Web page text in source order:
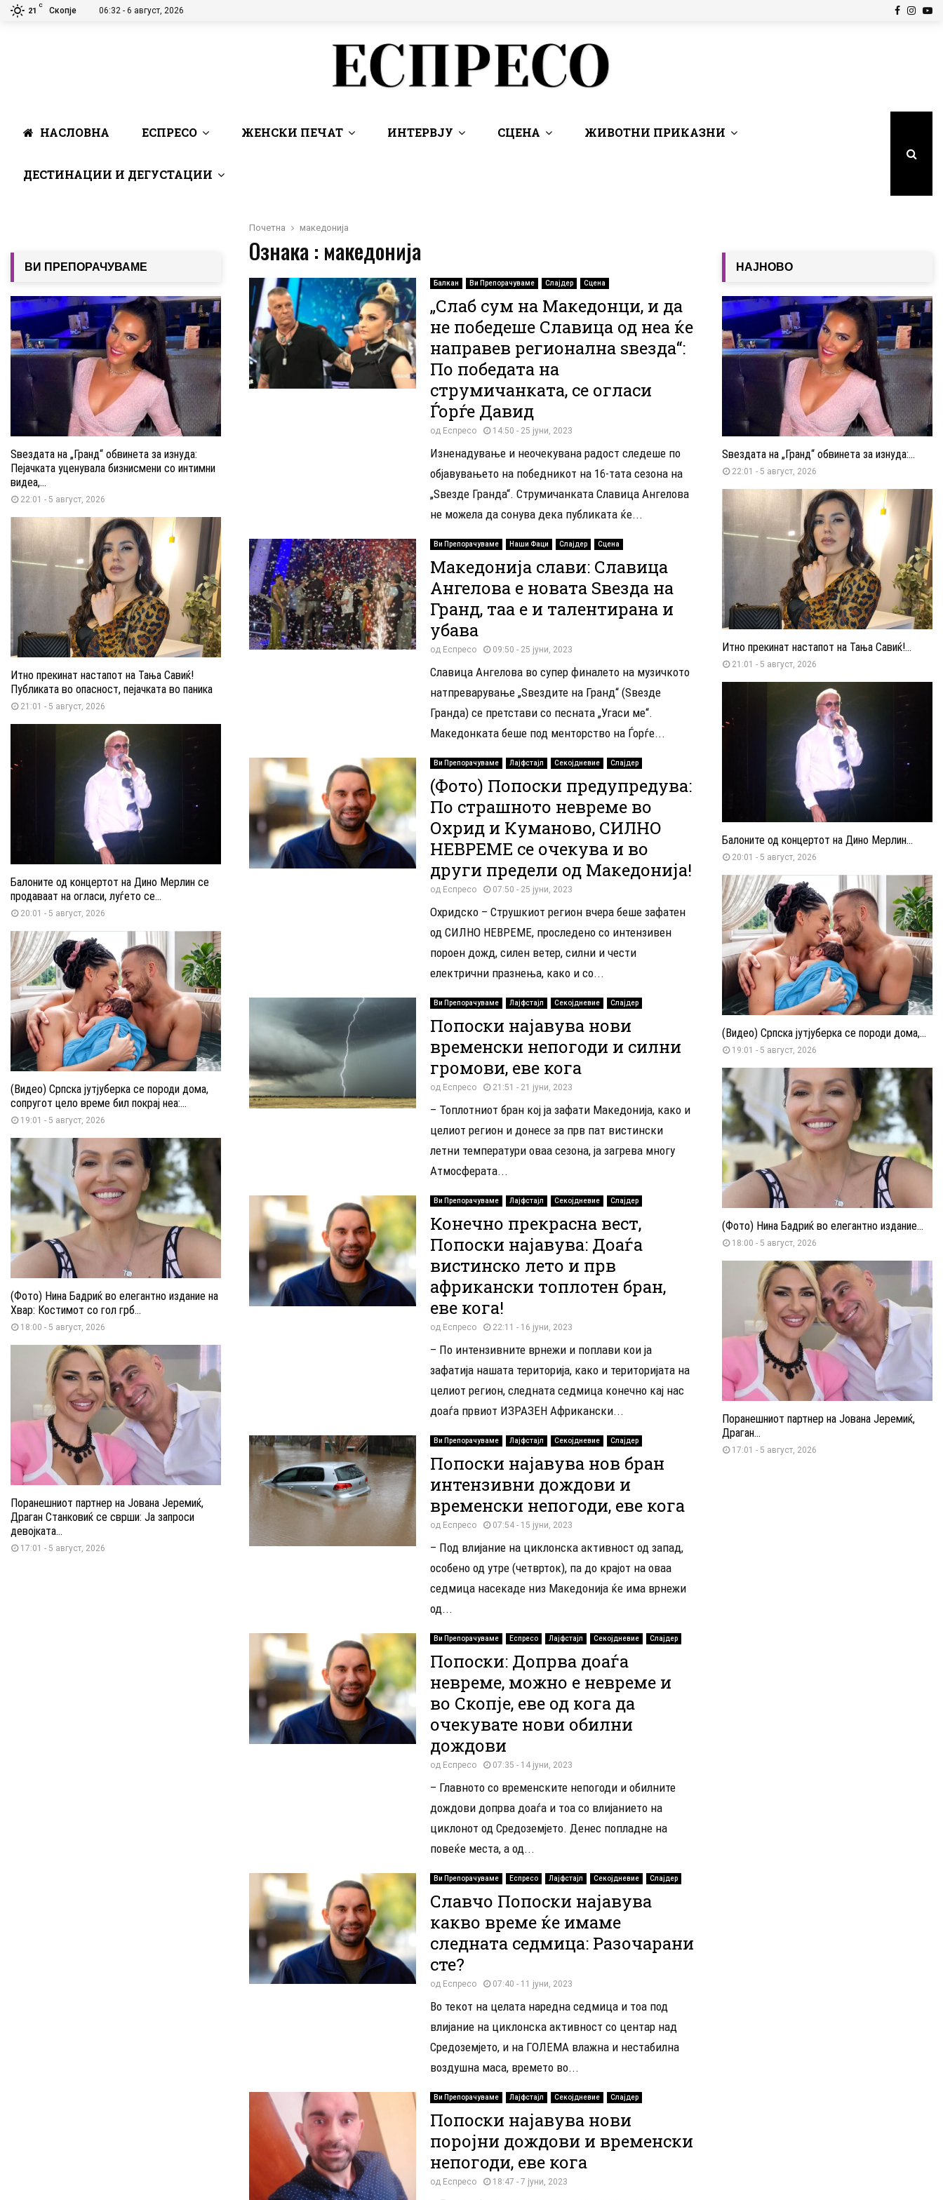
21
C
Скопје 06:32 - 6 август, 2026 Facebook
НАСЛОВНА ЕСПРЕСО ЖЕНСКИ ПЕЧАТ ИНТЕРВЈУ СЦЕНА ЖИВОТНИ ПРИКАЗНИ
ДЕСТИНАЦИИ И ДЕГУСТАЦИИ
Почетна македонија
Ознака : македонија
Балкан Ви Препорачуваме Слајдер Сцена
„Слаб сум на Македонци, и да
не победеше Славица од неа ќе
направев регионална ѕвезда“:
По победата на
струмичанката, се огласи
Ѓорѓе Давид
од Еспресо 14:50 - 25 јуни, 2023
Изненадување и неочекувана радост следеше по
објавувањето на победникот на 16-тата сезона на
„Ѕвездe Гранда“. Струмичанката Славица Ангелова
не можела да сонува дека публиката ќе...
Ви Препорачуваме Наши Фаци Слајдер Сцена
Македонија слави: Славица
Ангелова е новата Ѕвезда на
Гранд, таа е и талентирана и
убава
од Еспресо 09:50 - 25 јуни, 2023
Славица Ангелова во супер финалето на музичкото
натпреварување „Ѕвездите на Гранд“ (Ѕвезде
Гранда) се претстави со песната „Угаси ме“.
Македонката беше под менторство на Ѓорѓе...
Ви Препорачуваме Лајфстајл Секојдневие Слајдер
(Фото) Попоски предупредува:
По страшното невреме во
Охрид и Куманово, СИЛНО
НЕВРЕМЕ се очекува и во
други предели од Македонија!
од Еспресо 07:50 - 25 јуни, 2023
Охридско – Струшкиот регион вчера беше зафатен
од СИЛНО НЕВРЕМЕ, проследено со интензивен
пороен дожд, силен ветер, силни и чести
електрични празнења, како и со...
Ви Препорачуваме Лајфстајл Секојдневие Слајдер
Попоски најавува нови
временски непогоди и силни
громови, еве кога
од Еспресо 21:51 - 21 јуни, 2023
– Топлотниот бран кој ја зафати Македонија, како и
целиот регион и донесе за прв пат вистински
летни температури оваа сезона, ја загрева многу
Атмосферата...
Ви Препорачуваме Лајфстајл Секојдневие Слајдер
Конечно прекрасна вест,
Попоски најавува: Доаѓа
вистинско лето и прв
африкански топлотен бран,
еве кога!
од Еспресо 22:11 - 16 јуни, 2023
– По интензивните врнежи и поплави кои ја
зафатија нашата територија, како и територијата на
целиот регион, следната седмица конечно кај нас
доаѓа првиот ИЗРАЗЕН Африкански...
Ви Препорачуваме Лајфстајл Секојдневие Слајдер
Попоски најавува нов бран
интензивни дождови и
временски непогоди, еве кога
од Еспресо 07:54 - 15 јуни, 2023
– Под влијание на циклонска активност од запад,
особено од утре (четврток), па до крајот на оваа
седмица насекаде низ Македонија ќе има врнежи
од...
Ви Препорачуваме Еспресо Лајфстајл Секојдневие Слајдер
Попоски: Допрва доаѓа
невреме, можно е невреме и
во Скопје, еве од кога да
очекувате нови обилни
дождови
од Еспресо 07:35 - 14 јуни, 2023
– Главното со временските непогоди и обилните
дождови допрва доаѓа и тоа со влијанието на
циклонот од Средоземјето. Денес попладне на
повеќе места, а од...
Ви Препорачуваме Еспресо Лајфстајл Секојдневие Слајдер
Славчо Попоски најавува
какво време ќе имаме
следната седмица: Разочарани
сте?
од Еспресо 07:40 - 11 јуни, 2023
Во текот на целата наредна седмица и тоа под
влијание на циклонска активност со центар над
Средоземјето, и на ГОЛЕМА влажна и нестабилна
воздушна маса, времето во...
Ви Препорачуваме Лајфстајл Секојдневие Слајдер
Попоски најавува нови
поројни дождови и временски
непогоди, еве кога
од Еспресо 18:47 - 7 јуни, 2023
ВИ ПРЕПОРАЧУВАМЕ
Ѕвездата на „Гранд“ обвинета за изнуда:
Пејачката уценувала бизнисмени со интимни
видеа,...
22:01 - 5 август, 2026
Итно прекинат настапот на Тања Савиќ!
Публиката во опасност, пејачката во паника
21:01 - 5 август, 2026
Балоните од концертот на Дино Мерлин се
продаваат на огласи, луѓето се...
20:01 - 5 август, 2026
(Видео) Српска јутјуберка се породи дома,
сопругот цело време бил покрај неа:...
19:01 - 5 август, 2026
(Фото) Нина Бадриќ во елегантно издание на
Хвар: Костимот со гол грб...
18:00 - 5 август, 2026
Поранешниот партнер на Јована Јеремиќ,
Драган Станковиќ се сврши: Ја запроси
девојката...
17:01 - 5 август, 2026
НАЈНОВО
Ѕвездата на „Гранд“ обвинета за изнуда:...
22:01 - 5 август, 2026
Итно прекинат настапот на Тања Савиќ!...
21:01 - 5 август, 2026
Балоните од концертот на Дино Мерлин...
20:01 - 5 август, 2026
(Видео) Српска јутјуберка се породи дома,...
19:01 - 5 август, 2026
(Фото) Нина Бадриќ во елегантно издание...
18:00 - 5 август, 2026
Поранешниот партнер на Јована Јеремиќ,
Драган...
17:01 - 5 август, 2026